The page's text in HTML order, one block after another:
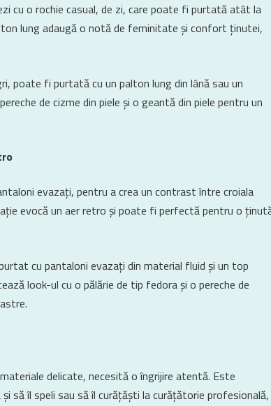
cu o rochie casual, de zi, care poate fi purtată atât la
lung adaugă o notă de feminitate și confort ținutei,
poate fi purtată cu un palton lung din lână sau un
de cizme din piele și o geantă din piele pentru un
evazați, pentru a crea un contrast între croiala
evocă un aer retro și poate fi perfectă pentru o
cu pantaloni evazați din material fluid și un top
look-ul cu o pălărie de tip fedora și o pereche de
delicate, necesită o îngrijire atentă. Este
să îl speli sau să îl curățăști la curățătorie profesională,